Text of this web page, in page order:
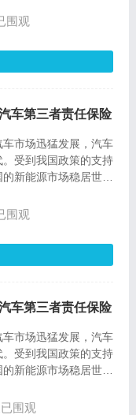
这么官方，看不
围观
车第三者责任保险
市场迅猛发展，汽车
受到我国政策的支持
新能源市场稳居世界
和燃油车车险相比，
...
围观
车第三者责任保险
市场迅猛发展，汽车
受到我国政策的支持
新能源市场稳居世界
和燃油车车险相比，
围观